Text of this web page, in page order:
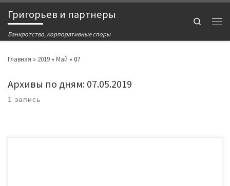
Григорьев и партнеры
Банкротство, корпоративные споры
Search
Главная » 2019 » Май » 07
Архивы по дням:07.05.2019
1 запись